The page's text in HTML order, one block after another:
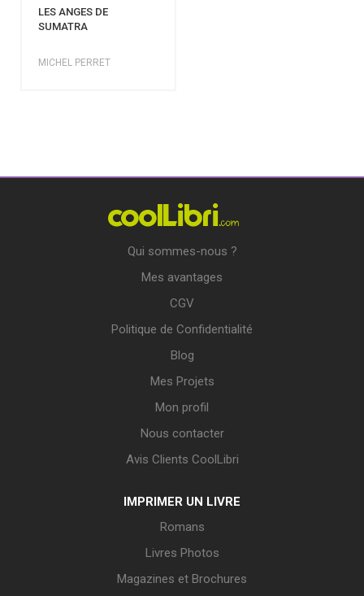
LES ANGES DE
SUMATRA
MICHEL PERRET
Qui sommes-nous ?
Mes avantages
CGV
Politique de Confidentialité
Blog
Mes Projets
Mon profil
Nous contacter
Avis Clients CoolLibri
IMPRIMER UN LIVRE
Romans
Livres Photos
Magazines et Brochures